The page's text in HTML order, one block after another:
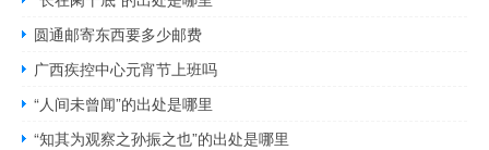
圆通邮寄东西要多少邮费
广西疾控中心元宵节上班吗
“人间未曾闻”的出处是哪里
“知其为观察之孙振之也”的出处是哪里